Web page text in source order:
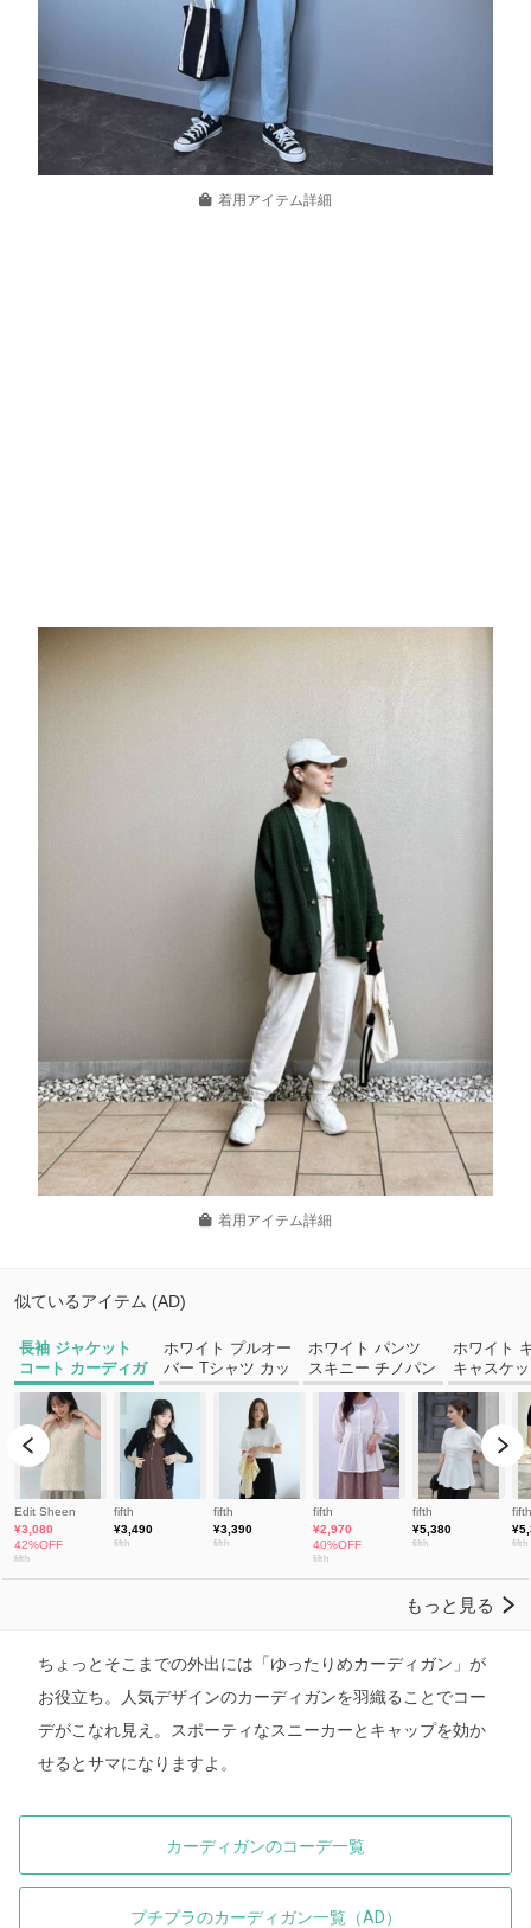
着用アイテム詳細
着用アイテム詳細
ちょっとそこまでの外出には「ゆったりめカーディガン」が
お役立ち。人気デザインのカーディガンを羽織ることでコー
デがこなれ見え。スポーティなスニーカーとキャップを効か
せるとサマになりますよ。
カーディガンのコーデ一覧
プチプラのカーディガン一覧（AD）